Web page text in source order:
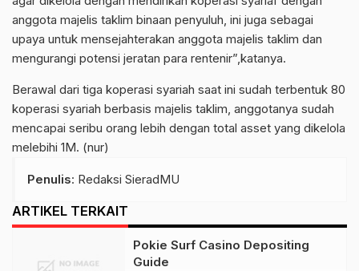
anggota majelis taklim binaan penyuluh, ini juga sebagai
upaya untuk mensejahterakan anggota majelis taklim dan
mengurangi potensi jeratan para rentenir”,katanya.
Berawal dari tiga koperasi syariah saat ini sudah terbentuk 80
koperasi syariah berbasis majelis taklim, anggotanya sudah
mencapai seribu orang lebih dengan total asset yang dikelola
melebihi 1M. (nur)
Penulis: Redaksi SieradMU
ARTIKEL TERKAIT
Pokie Surf Casino Depositing
Guide